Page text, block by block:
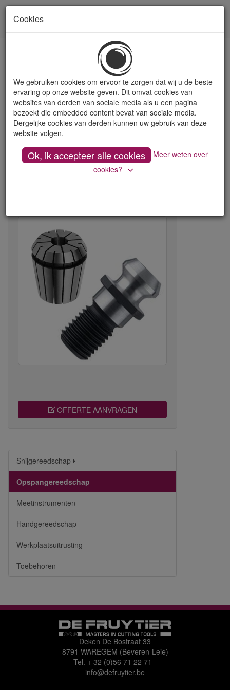
Cookies
We gebruiken cookies om ervoor te zorgen dat wij u de beste
ervaring op onze website geven. Dit omvat cookies van
websites van derden van sociale media als u een pagina
bezoekt die embedded content bevat van sociale media.
Dergelijke cookies van derden kunnen uw gebruik van deze
website volgen.
Ok, ik accepteer alle cookies
Meer weten over
cookies?
Gereedschaphouders - onderdelen
Bij De Fruytier kan u ook terecht voor:
Aantrekbouten
Reductiebussen
Parallelblokken
Spantangen
OFFERTE AANVRAGEN
Snijgereedschap
Opspangereedschap
Meetinstrumenten
Handgereedschap
Werkplaatsuitrusting
Toebehoren
Deken De Bostraat 33
8791 WAREGEM (Beveren-Leie)
Tel. + 32 (0)56 71 22 71 -
info@defruytier.be